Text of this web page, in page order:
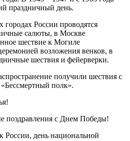
праздничный день.
России проводятся
салюты, в Москве
шествие к Могиле
возложения венков, в
шествия и фейерверки.
получили шествия с
полк».
поздравления с Днем Победы!
России, день национальной